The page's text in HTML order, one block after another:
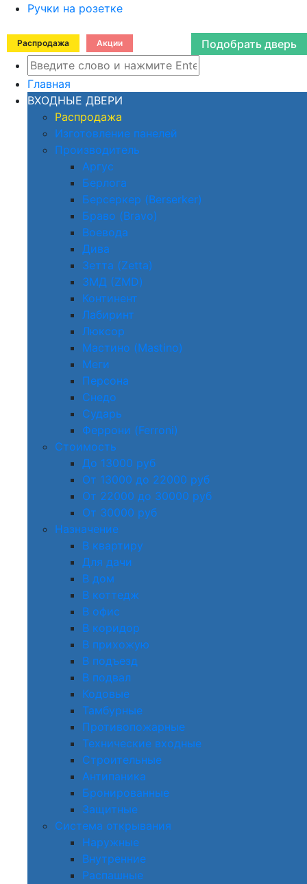
Ручки на розетке
Распродажа Акции Подобрать дверь
Главная
ВХОДНЫЕ ДВЕРИ
Распродажа
Изготовление панелей
Производитель
Аргус
Берлога
Берсеркер (Berserker)
Браво (Bravo)
Воевода
Дива
Зетта (Zetta)
ЗМД (ZMD)
Континент
Лабиринт
Люксор
Мастино (Mastino)
Меги
Персона
Снедо
Сударь
Феррони (Ferroni)
Стоимость
До 13000 руб
От 13000 до 22000 руб
От 22000 до 30000 руб
От 30000 руб
Назначение
В квартиру
Для дачи
В дом
В коттедж
В офис
В коридор
В прихожую
В подъезд
В подвал
Кодовые
Тамбурные
Противопожарные
Технические входные
Строительные
Антипаника
Бронированные
Защитные
Система открывания
Наружные
Внутренние
Распашные